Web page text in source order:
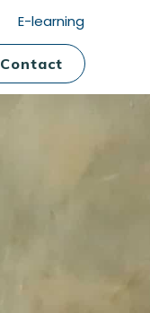
E-learning
Contact